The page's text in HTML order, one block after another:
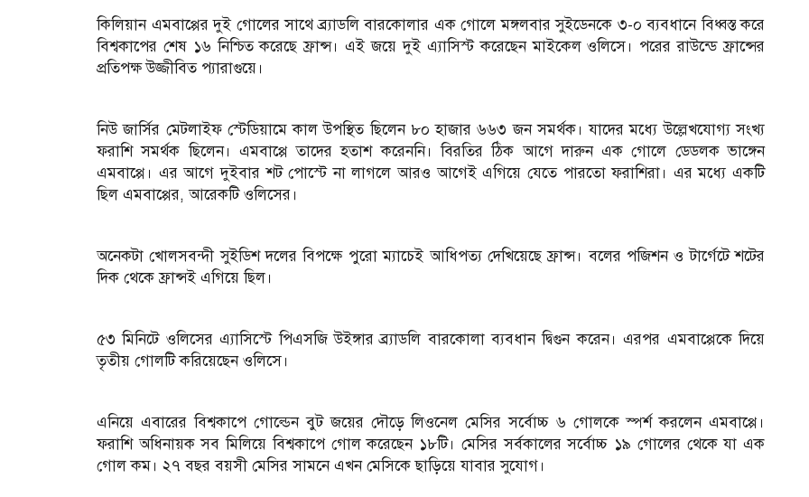
কিলিয়ান এমবাপ্পের দুই গোলের সাথে ব্র্যাডলি বারকোলার এক গোলে মঙ্গলবার সুইডেনকে ৩-০ ব্যবধানে বিধ্বস্ত করে
বিশ্বকাপের শেষ ১৬ নিশ্চিত করেছে ফ্রান্স। এই জয়ে দুই এ্যাসিস্ট করেছেন মাইকেল ওলিসে। পরের রাউন্ডে ফ্রান্সের
প্রতিপক্ষ উজ্জীবিত প্যারাগুয়ে।
নিউ জার্সির মেটলাইফ স্টেডিয়ামে কাল উপস্থিত ছিলেন ৮০ হাজার ৬৬৩ জন সমর্থক। যাদের মধ্যে উল্লেখযোগ্য সংখ্য
ফরাশি সমর্থক ছিলেন। এমবাপ্পে তাদের হতাশ করেননি। বিরতির ঠিক আগে দারুন এক গোলে ডেডলক ভাঙ্গেন
এমবাপ্পে। এর আগে দুইবার শট পোস্টে না লাগলে আরও আগেই এগিয়ে যেতে পারতো ফরাশিরা। এর মধ্যে একটি
ছিল এমবাপ্পের, আরেকটি ওলিসের।
অনেকটা খোলসবন্দী সুইডিশ দলের বিপক্ষে পুরো ম্যাচেই আধিপত্য দেখিয়েছে ফ্রান্স। বলের পজিশন ও টার্গেটে শটের
দিক থেকে ফ্রান্সই এগিয়ে ছিল।
৫৩ মিনিটে ওলিসের এ্যাসিস্টে পিএসজি উইঙ্গার ব্র্যাডলি বারকোলা ব্যবধান দ্বিগুন করেন। এরপর এমবাপ্পেকে দিয়ে
তৃতীয় গোলটি করিয়েছেন ওলিসে।
এনিয়ে এবারের বিশ্বকাপে গোল্ডেন বুট জয়ের দৌড়ে লিওনেল মেসির সর্বোচ্চ ৬ গোলকে স্পর্শ করলেন এমবাপ্পে।
ফরাশি অধিনায়ক সব মিলিয়ে বিশ্বকাপে গোল করেছেন ১৮টি। মেসির সর্বকালের সর্বোচ্চ ১৯ গোলের থেকে যা এক
গোল কম। ২৭ বছর বয়সী মেসির সামনে এখন মেসিকে ছাড়িয়ে যাবার সুযোগ।